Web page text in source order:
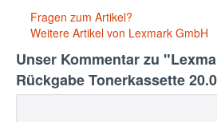
Fragen zum Artikel?
Weitere Artikel von Lexmark GmbH
Unser Kommentar zu
Rückgabe Tonerkassette